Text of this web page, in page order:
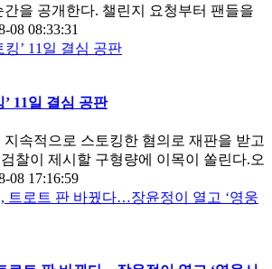
간을 공개한다. 챌린지 요청부터 팬들을
08 08:33:31
’ 11일 결심 공판
지속적으로 스토킹한 혐의로 재판을 받고
찰이 제시할 구형량에 이목이 쏠린다.오
08 17:16:59